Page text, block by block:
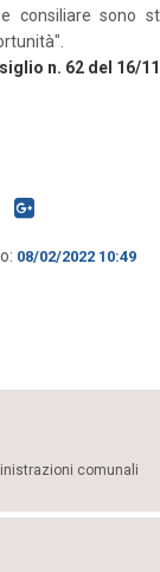
consiliare sono
n. 62 del 16/
08/02/2022 10:49
comunali